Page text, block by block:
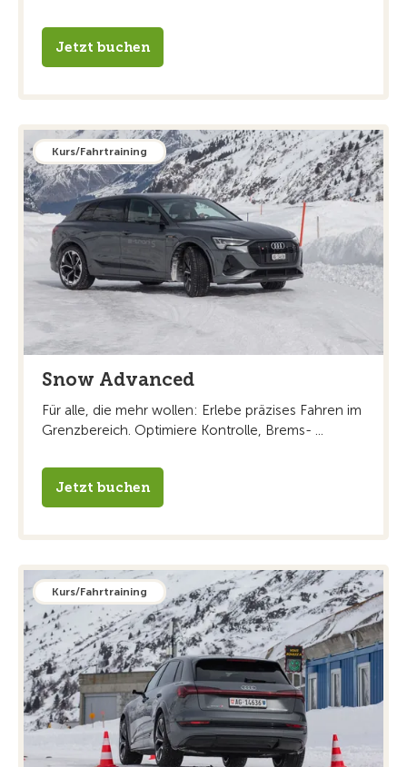
Jetzt buchen
Kurs/Fahrtraining
Snow Advanced
Für alle, die mehr wollen: Erlebe präzises Fahren im
Grenzbereich. Optimiere Kontrolle, Brems- ...
Jetzt buchen
Kurs/Fahrtraining